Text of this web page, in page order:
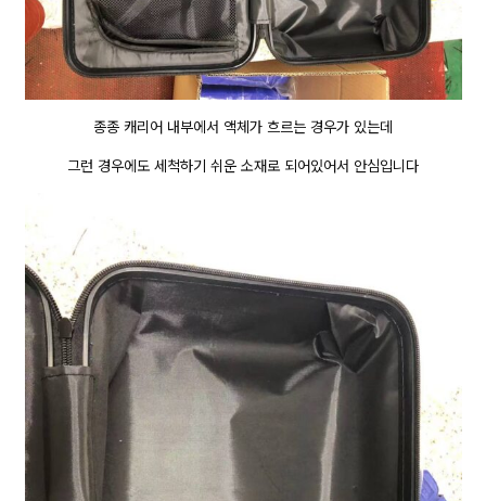
종종 캐리어 내부에서 액체가 흐르는 경우가 있는데
그런 경우에도 세척하기 쉬운 소재로 되어있어서 안심입니다